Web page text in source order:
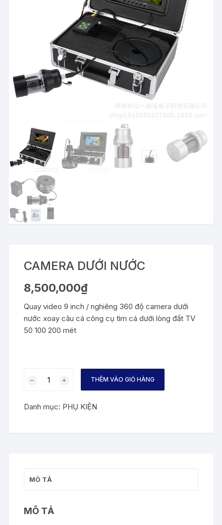
CAMERA DƯỚI NƯỚC
8,500,000₫
Quay video 9 inch / nghiêng 360 độ camera dưới
nước xoay câu cá công cụ tìm cá dưới lòng đất TV
50 100 200 mét
số
THÊM VÀO GIỎ HÀNG
Danh mục: PHỤ KIỆN
MÔ TẢ
MÔ TẢ